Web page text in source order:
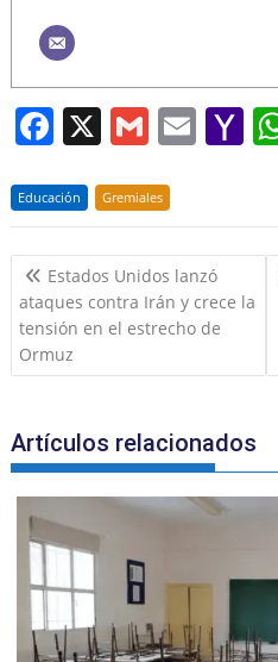
F
c
e
b
o
o
k
X G
ai
l
E
l
Y
o
M
l
Educación Gremiales
Navegación
de
entradas
Estados Unidos lanzó
ataques contra Irán y crece la
tensión en el estrecho de
Ormuz
Artículos relacionados